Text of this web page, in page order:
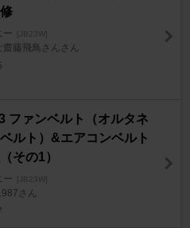
ー [JB23W]
齋藤飛鳥さんさん
ファンベルト（オルタネ
ルト）&エアコンベルト
その1）
ー [JB23W]
さん